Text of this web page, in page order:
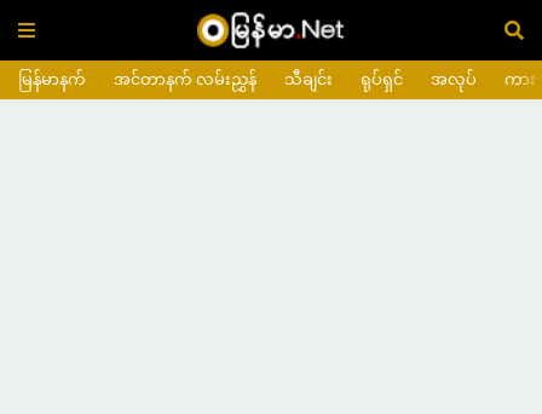
မြန်မာနက် အင်တာနက် လမ်းညွှန် သီချင်း ရုပ်ရှင် အလုပ် ကား